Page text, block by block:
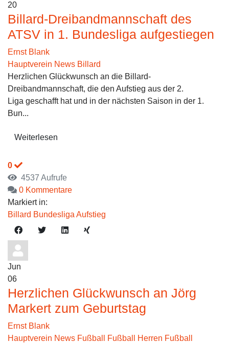
20
Billard-Dreibandmannschaft des
ATSV in 1. Bundesliga aufgestiegen
Ernst Blank
Hauptverein News Billard
Herzlichen Glückwunsch an die Billard-
Dreibandmannschaft, die den Aufstieg aus der 2.
Liga geschafft hat und in der nächsten Saison in der 1.
Bun...
Weiterlesen
0
4537 Aufrufe
0 Kommentare
Markiert in:
Billard Bundesliga Aufstieg
Jun
06
Herzlichen Glückwunsch an Jörg
Markert zum Geburtstag
Ernst Blank
Hauptverein News Fußball Fußball Herren Fußball